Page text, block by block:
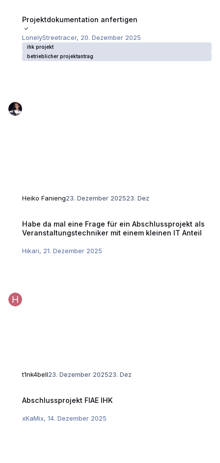
Projektdokumentation anfertigen
LonelyStreetracer, 20. Dezember 2025
ihk projekt
betrieblicher projektantrag
Heiko Fanieng23. Dezember 202523. Dez
Habe da mal eine Frage für ein Abschlussprojekt als
Veranstaltungstechniker mit einem kleinen IT Anteil
Hikari, 21. Dezember 2025
t1nk4bell23. Dezember 202523. Dez
Abschlussprojekt FIAE IHK
xKaMix, 14. Dezember 2025